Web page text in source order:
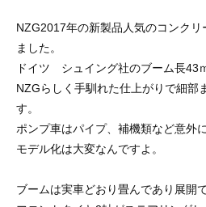
NZG2017年の新製品人気のコンク
ました。
ドイツ シュイング社のブーム長43ｍ
NZGらしく手馴れた仕上がりで細部
す。
ポンプ車はパイプ、補機類など意外
モデル化は大変なんですよ。
ブームは実車どおり畳んであり展開